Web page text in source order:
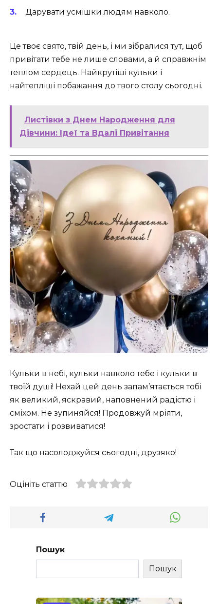
Дарувати усмішки людям навколо.
Це твоє свято, твій день, і ми зібралися тут, щоб
привітати тебе не лише словами, а й справжнім
теплом сердець. Найкрутіші кульки і
найтепліші побажання до твого столу сьогодні.
Листівки з Днем Народження для
Дівчини: Ідеї та Вдалі Привітання
Кульки в небі, кульки навколо тебе і кульки в
твоїй душі! Нехай цей день запам’ятається тобі
як великий, яскравий, наповнений радістю і
сміхом. Не зупиняйся! Продовжуй мріяти,
зростати і розвиватися!
Так що насолоджуйся сьогодні, друзяко!
Оцініть статтю
Пошук
Пошук